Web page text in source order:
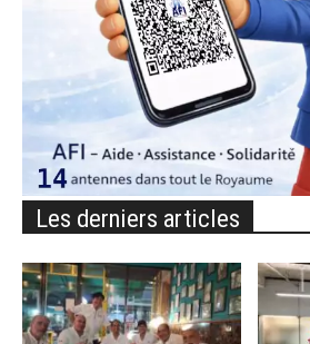
Les derniers articles